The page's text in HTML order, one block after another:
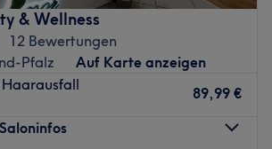
& Wellness
12 Bewertungen
Pfalz
Auf Karte anzeigen
89,99 €